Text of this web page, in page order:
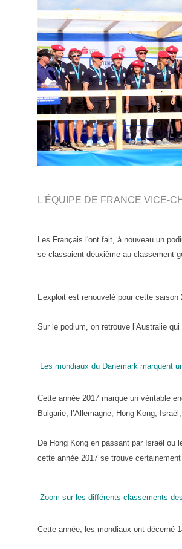
L'ÉQUIPE DE FRANCE VICE-
Les Français l'ont fait, à nouveau un
se classaient deuxième au classement
L’exploit est renouvelé pour cette
Sur le podium, on retrouve l’Australie
Les mondiaux du Danemark marquent
Cette année 2017 marque un véritable
Bulgarie, l’Allemagne, Hong Kong,
De Hong Kong en passant par Israël
cette année 2017 se trouve
Zoom sur les différents classements
Cette année, les mondiaux ont décerné